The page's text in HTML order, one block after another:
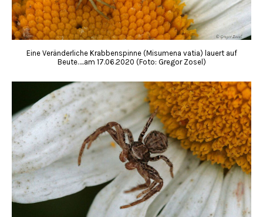
Eine Veränderliche Krabbenspinne (Misumena vatia) lauert auf
Beute…..am 17.06.2020 (Foto: Gregor Zosel)